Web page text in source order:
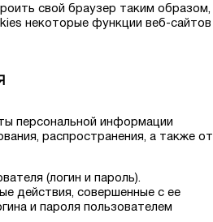
свой браузер таким образом,
некоторые функции веб-сайтов
персональной информации
распространения, а также от
(логин и пароль).
действия, совершенные с ее
и пароля пользователем